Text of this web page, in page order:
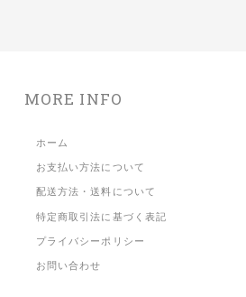
MORE INFO
ホーム
お支払い方法について
配送方法・送料について
特定商取引法に基づく表記
プライバシーポリシー
お問い合わせ